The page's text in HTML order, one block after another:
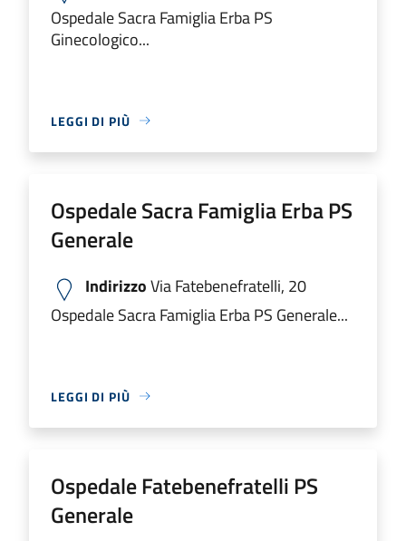
Ospedale Sacra Famiglia Erba PS
Ginecologico...
LEGGI DI PIÙ
Ospedale Sacra Famiglia Erba PS
Generale
IndirizzoVia Fatebenefratelli, 20
Ospedale Sacra Famiglia Erba PS Generale...
LEGGI DI PIÙ
Ospedale Fatebenefratelli PS
Generale